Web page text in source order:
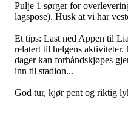
Pulje 1 sørger for
lagspose). Husk at vi har
Et tips: Last ned Appen til
relatert til helgens
dager kan forhåndskjøpes
inn til stadion...
God tur, kjør pent og riktig